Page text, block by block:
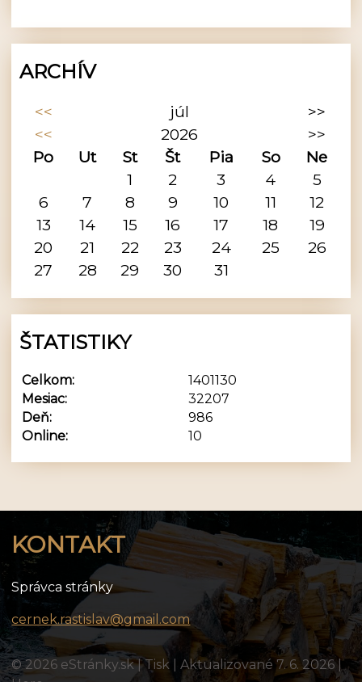
ARCHÍV
<< júl
>>
<<
2026
>>
Po
Ut St Št Pia So
Ne
1
2 3 4
5
6
7 8 9 10 11
12
13
14 15 16 17 18
19
20
21 22 23 24 25
26
27
28 29 30 31
ŠTATISTIKY
Online: 10
Celkom:
1401130
Mesiac:
32207
Deň:
986
KONTAKT
Správca stránky
cernek.rastislav@gmail.com
© 2026 eStránky.sk|Tisk |Aktualizované 7. 6. 2026 |